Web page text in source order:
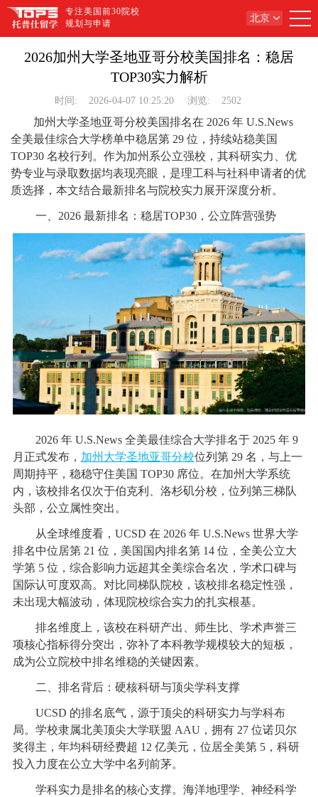
专注美国前30院校
规划与申请
北京
2026加州大学圣地亚哥分校美国排名：稳居
TOP30实力解析
时间: 2026-04-07 10:25:20 浏览: 2502
加州大学圣地亚哥分校美国排名在 2026 年 U.S.News
全美最佳综合大学榜单中稳居第 29 位，持续站稳美国
TOP30 名校行列。作为加州系公立强校，其科研实力、优
势专业与录取数据均表现亮眼，是理工科与社科申请者的优
质选择，本文结合最新排名与院校实力展开深度分析。
一、2026 最新排名：稳居TOP30，公立阵营强势
2026 年 U.S.News 全美最佳综合大学排名于 2025 年 9
月正式发布， 加州大学圣地亚哥分校位列第 29 名，与上一
周期持平，稳稳守住美国 TOP30 席位。在加州大学系统
内，该校排名仅次于伯克利、洛杉矶分校，位列第三梯队
头部，公立属性突出。
从全球维度看，UCSD 在 2026 年 U.S.News 世界大学
排名中位居第 21 位，美国国内排名第 14 位，全美公立大
学第 5 位，综合影响力远超其全美综合名次，学术口碑与
国际认可度双高。对比同梯队院校，该校排名稳定性强，
未出现大幅波动，体现院校综合实力的扎实根基。
排名维度上，该校在科研产出、师生比、学术声誉三
项核心指标得分突出，弥补了本科教学规模较大的短板，
成为公立院校中排名维稳的关键因素。
二、排名背后：硬核科研与顶尖学科支撑
UCSD 的排名底气，源于顶尖的科研实力与学科布
局。学校隶属北美顶尖大学联盟 AAU，拥有 27 位诺贝尔
奖得主，年均科研经费超 12 亿美元，位居全美第 5，科研
投入力度在公立大学中名列前茅。
学科实力是排名的核心支撑。海洋地理学、神经科学